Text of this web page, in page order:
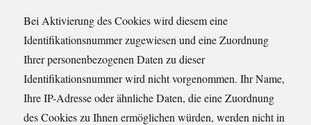
Bei Aktivierung des Cookies wird diesem eine
Identifikationsnummer zugewiesen und eine Zuordnung
Ihrer personenbezogenen Daten zu dieser
Identifikationsnummer wird nicht vorgenommen. Ihr Name,
Ihre IP-Adresse oder ähnliche Daten, die eine Zuordnung
des Cookies zu Ihnen ermöglichen würden, werden nicht in